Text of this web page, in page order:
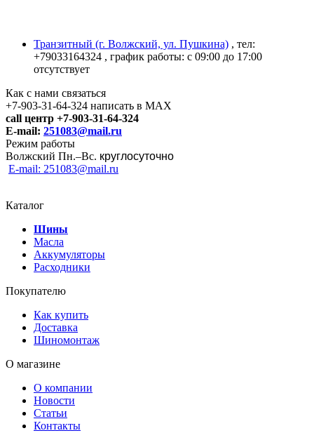
Транзитный (г. Волжский, ул. Пушкина) , тел:
+79033164324 , график работы: с 09:00 до 17:00
отсутствует
Как с нами связаться
+7-903-31-64-324 написать в MAX
call центр +7-903-31-64-324
E-mail: 251083@mail.ru
Режим работы
Волжский Пн.–Вс. круглосуточно
E-mail: 251083@mail.ru
Каталог
Шины
Масла
Аккумуляторы
Расходники
Покупателю
Как купить
Доставка
Шиномонтаж
О магазине
О компании
Новости
Статьи
Контакты